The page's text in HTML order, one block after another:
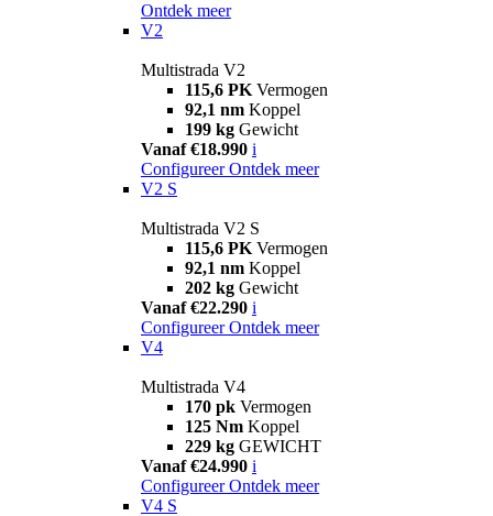
Ontdek meer
V2
Multistrada V2
115,6 PK Vermogen
92,1 nm Koppel
199 kg Gewicht
Vanaf €18.990 i
Configureer Ontdek meer
V2 S
Multistrada V2 S
115,6 PK Vermogen
92,1 nm Koppel
202 kg Gewicht
Vanaf €22.290 i
Configureer Ontdek meer
V4
Multistrada V4
170 pk Vermogen
125 Nm Koppel
229 kg GEWICHT
Vanaf €24.990 i
Configureer Ontdek meer
V4 S